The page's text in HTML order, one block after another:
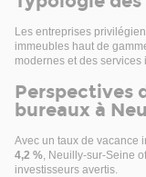
Surface RDC : 58 m²
Situation/
Bus ILE DE LA
BD.GEORGES
Loi Carrez et
Les entreprises
immeubles haut de
modernes et des services
Perspectives
bureaux à
Avec un taux de vacance
4,2 % , Neuilly-sur-Seine
investisseurs avertis.